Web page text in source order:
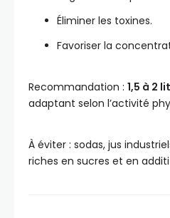
Éliminer les toxines.
Favoriser la
Recommandation : 1,5 à 2
adaptant selon l’activité
À éviter : sodas, jus
riches en sucres et en